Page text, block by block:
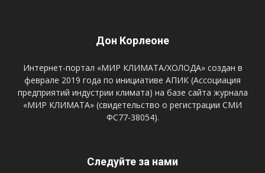
Дон Корлеоне
Интернет-портал «МИР КЛИМАТА/ХОЛОДА» создан в
феврале 2019 года по инициативе АПИК (Ассоциация
предприятий индустрии климата) на базе сайта журнала
«МИР КЛИМАТА» (свидетельство о регистрации СМИ
ФС77-38054).
Следуйте за нами